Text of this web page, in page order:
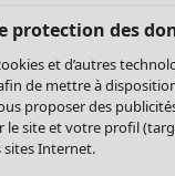
protection des
et d’autres
de mettre à
proposer des
site et votre profil
sites Internet.